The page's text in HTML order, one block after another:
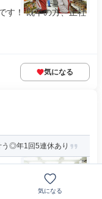
す！ 既卒の方、正社
気になる
う◎年1回5連休あり
気になる